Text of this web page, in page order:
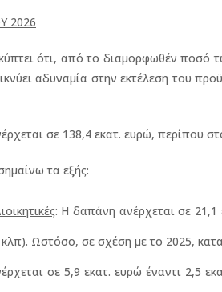
2026
ότι, από το διαμορφωθέν ποσό
αδυναμία στην εκτέλεση του
σε 138,4 εκατ. ευρώ, περίπου
τα εξής:
: Η δαπάνη ανέρχεται σε 21,1
Ωστόσο, σε σχέση με το 2025,
σε 5,9 εκατ. ευρώ έναντι 2,5